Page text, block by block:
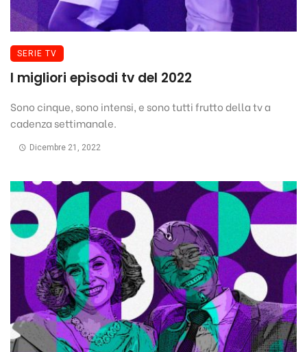
SERIE TV
I migliori episodi tv del 2022
Sono cinque, sono intensi, e sono tutti frutto della tv a
cadenza settimanale.
Dicembre 21, 2022